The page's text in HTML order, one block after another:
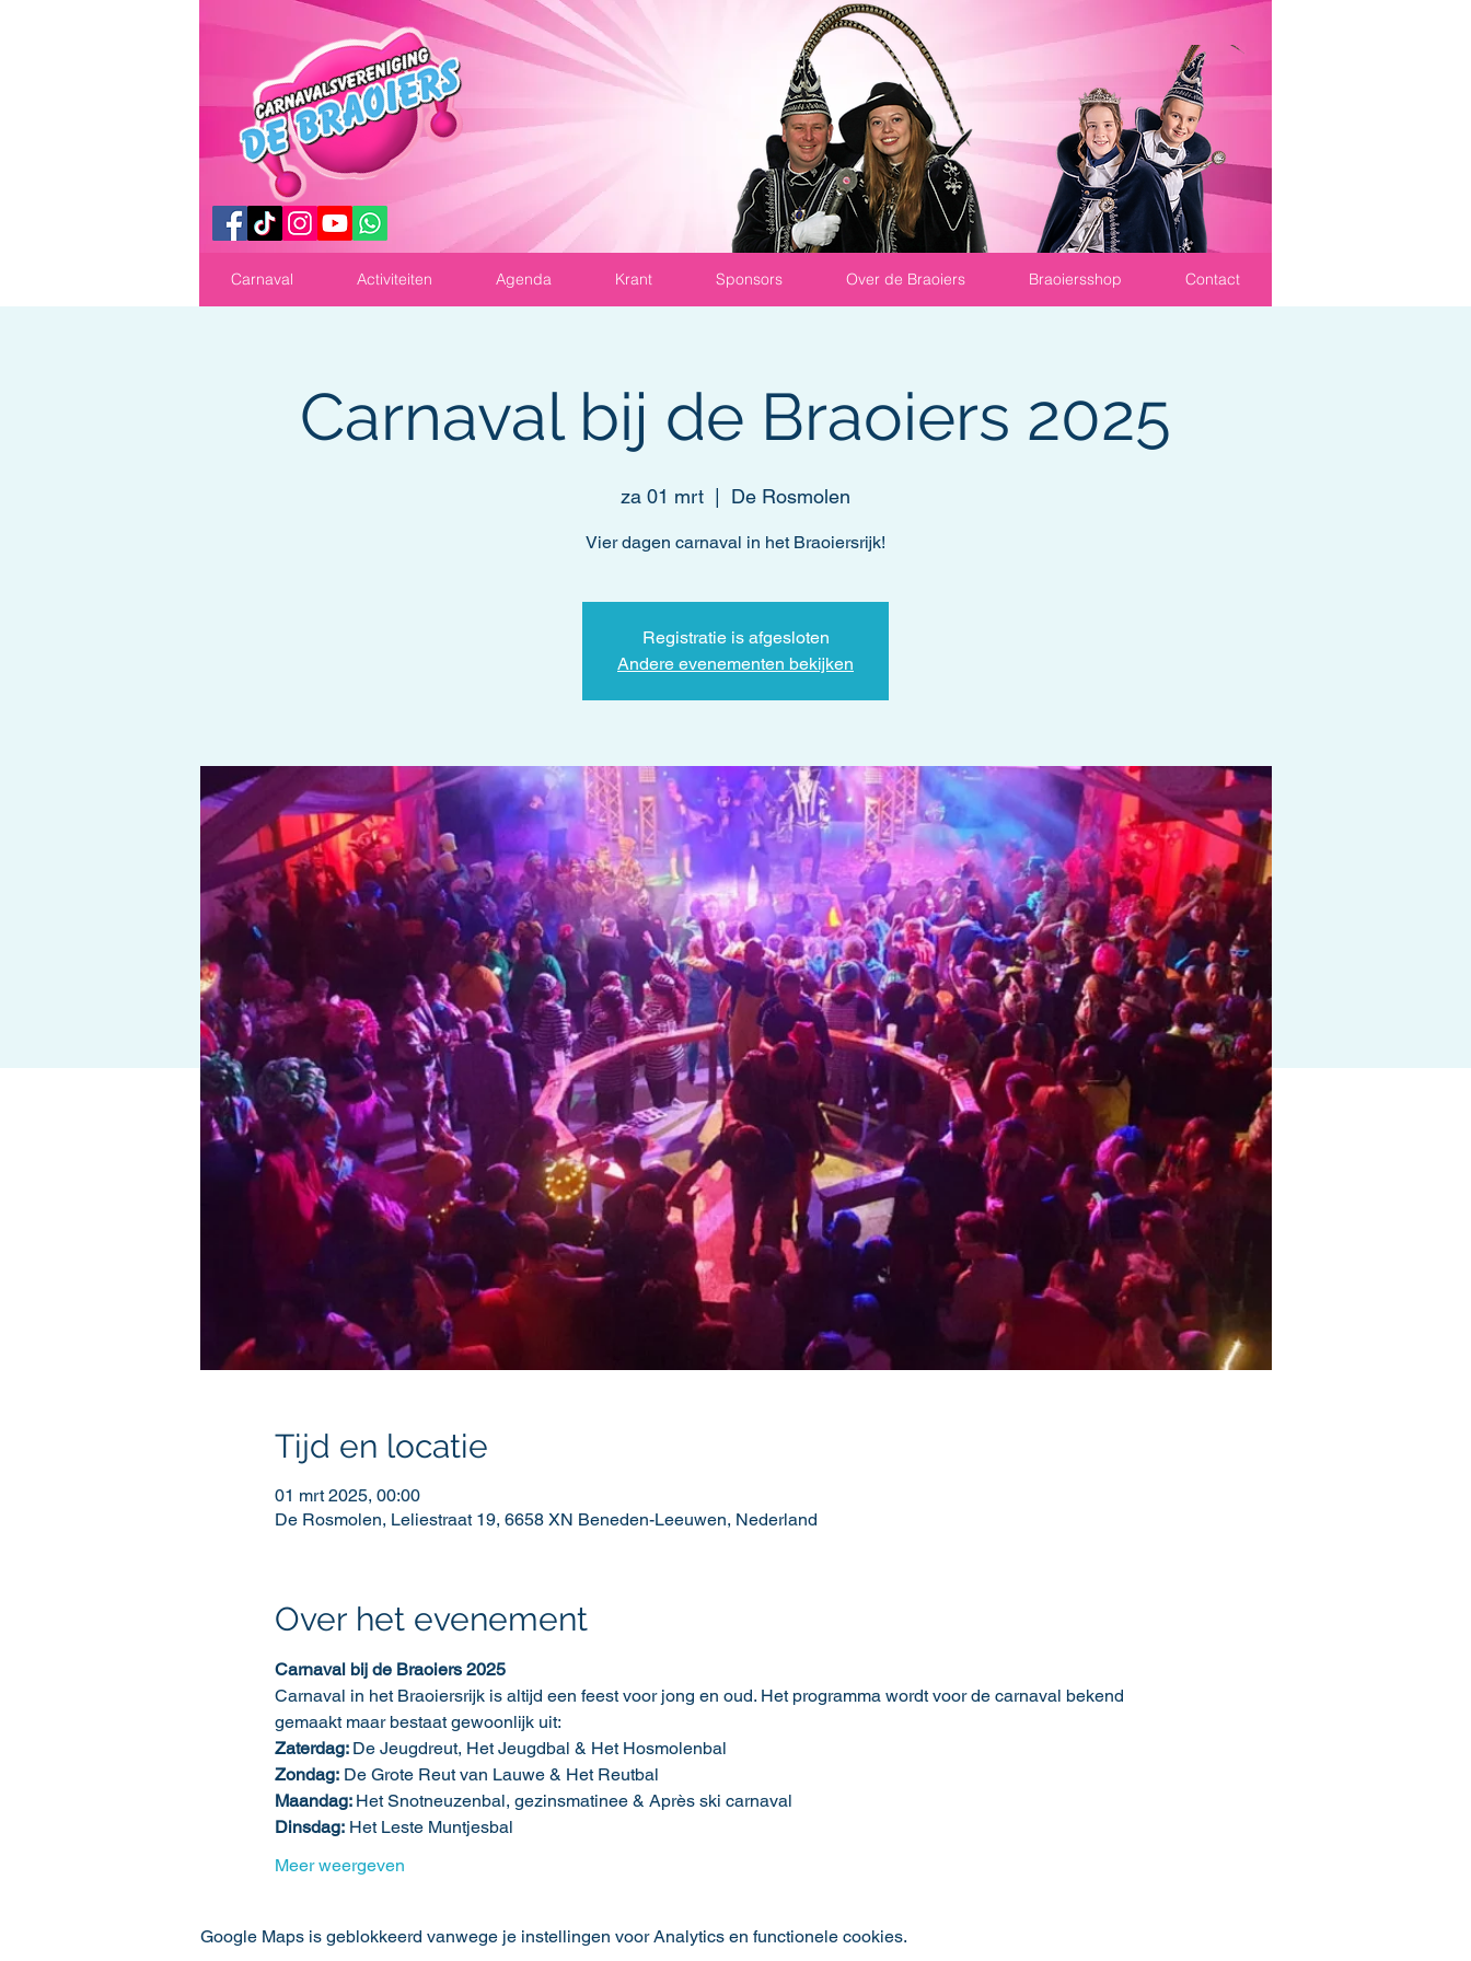
Carnaval Activiteiten Agenda Krant Sponsors Over de Braoiers Braoiersshop Contact
Carnaval bij de Braoiers 2025
za 01 mrt De Rosmolen
Vier dagen carnaval in het Braoiersrijk!
Registratie is afgesloten
Andere evenementen bekijken
Tijd en locatie
01 mrt 2025, 00:00
De Rosmolen, Leliestraat 19, 6658 XN Beneden-Leeuwen, Nederland
Over het evenement
Carnaval bij de Braoiers 2025
Carnaval in het Braoiersrijk is altijd een feest voor jong en oud. Het programma wordt voor de carnaval bekend
gemaakt maar bestaat gewoonlijk uit:
Zaterdag: De Jeugdreut, Het Jeugdbal & Het Hosmolenbal
Zondag: De Grote Reut van Lauwe & Het Reutbal
Maandag: Het Snotneuzenbal, gezinsmatinee & Après ski carnaval
Dinsdag: Het Leste Muntjesbal
Meer weergeven
Google Maps is geblokkeerd vanwege je instellingen voor Analytics en functionele cookies.